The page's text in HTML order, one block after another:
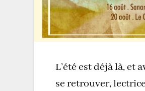
L’été est déjà là, et
se retrouver,